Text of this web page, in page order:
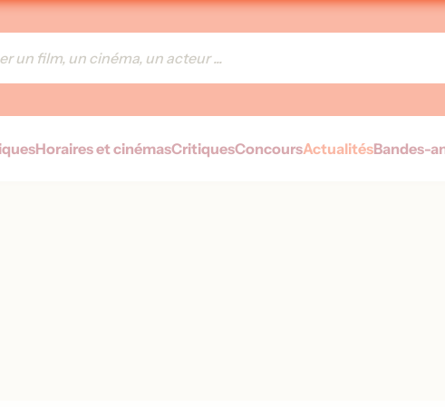
Horaires et cinémasCritiquesConcoursActualitésBandes-